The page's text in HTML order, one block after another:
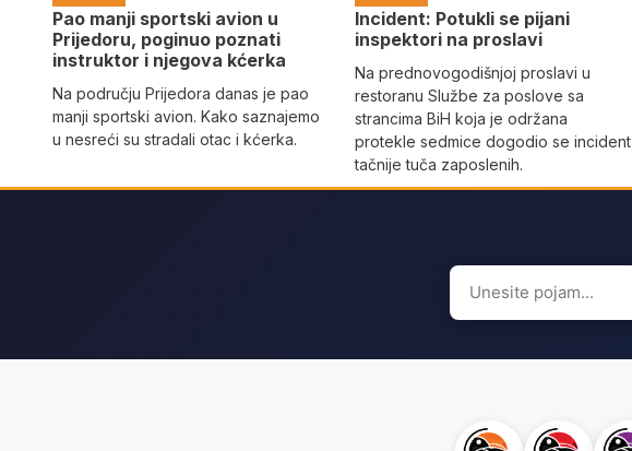
Pao manji sportski avion u
Prijedoru, poginuo poznati
instruktor i njegova kćerka
Na području Prijedora danas je pao
manji sportski avion. Kako saznajemo
u nesreći su stradali otac i kćerka.
Incident: Potukli se pijani
inspektori na proslavi
Na prednovogodišnjoj proslavi u
restoranu Službe za poslove sa
strancima BiH koja je održana
protekle sedmice dogodio se incident
tačnije tuča zaposlenih.
Search
for: